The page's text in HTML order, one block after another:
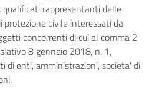
rappresentanti delle
civile interessati da
concorrenti di cui al comma 2
8 gennaio 2018, n. 1,
di enti, amministrazioni, societa' di